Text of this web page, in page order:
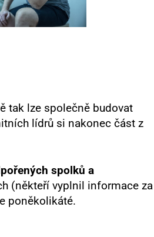
tak lze společně budovat
lídrů si nakonec část z
spolků a
(někteří vyplnil informace za
poněkolikáté.